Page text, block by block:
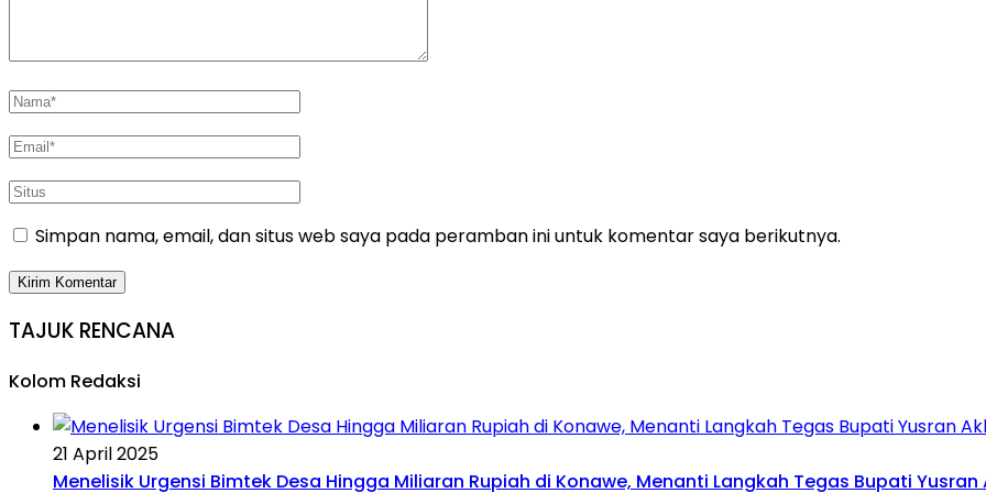
Simpan nama, email, dan situs web saya pada peramban ini untuk komentar saya berikutnya.
TAJUK RENCANA
Kolom Redaksi
21 April 2025
Menelisik Urgensi Bimtek Desa Hingga Miliaran Rupiah di Konawe, Menanti Langkah Tegas Bupati Yusran